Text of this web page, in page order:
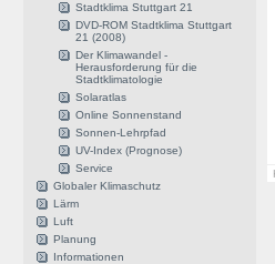
Stadtklima Stuttgart 21
DVD-ROM Stadtklima Stuttgart
21 (2008)
Der Klimawandel -
Herausforderung für die
Stadtklimatologie
Solaratlas
Online Sonnenstand
Sonnen-Lehrpfad
UV-Index (Prognose)
Service
Globaler Klimaschutz
Lärm
Luft
Planung
Informationen